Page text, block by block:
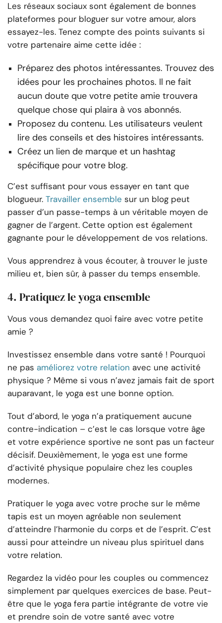
Les réseaux sociaux sont également de bonnes
plateformes pour bloguer sur votre amour, alors
essayez-les. Tenez compte des points suivants si
votre partenaire aime cette idée :
Préparez des photos intéressantes. Trouvez des
idées pour les prochaines photos. Il ne fait
aucun doute que votre petite amie trouvera
quelque chose qui plaira à vos abonnés.
Proposez du contenu. Les utilisateurs veulent
lire des conseils et des histoires intéressants.
Créez un lien de marque et un hashtag
spécifique pour votre blog.
C’est suffisant pour vous essayer en tant que
blogueur. Travailler ensemble sur un blog peut
passer d’un passe-temps à un véritable moyen de
gagner de l’argent. Cette option est également
gagnante pour le développement de vos relations.
Vous apprendrez à vous écouter, à trouver le juste
milieu et, bien sûr, à passer du temps ensemble.
4. Pratiquez le yoga ensemble
Vous vous demandez quoi faire avec votre petite
amie ?
Investissez ensemble dans votre santé ! Pourquoi
ne pas améliorez votre relation avec une activité
physique ? Même si vous n’avez jamais fait de sport
auparavant, le yoga est une bonne option.
Tout d’abord, le yoga n’a pratiquement aucune
contre-indication – c’est le cas lorsque votre âge
et votre expérience sportive ne sont pas un facteur
décisif. Deuxièmement, le yoga est une forme
d’activité physique populaire chez les couples
modernes.
Pratiquer le yoga avec votre proche sur le même
tapis est un moyen agréable non seulement
d’atteindre l’harmonie du corps et de l’esprit. C’est
aussi pour atteindre un niveau plus spirituel dans
votre relation.
Regardez la vidéo pour les couples ou commencez
simplement par quelques exercices de base. Peut-
être que le yoga fera partie intégrante de votre vie
et prendre soin de votre santé avec votre